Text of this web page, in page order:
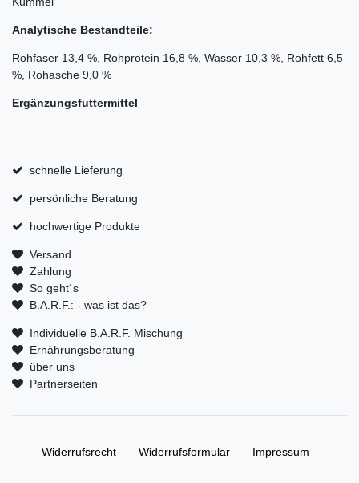
Analytische Bestandteile:
Rohfaser 13,4 %, Rohprotein 16,8 %, Wasser 10,3 %, Rohfett 6,5
%, Rohasche 9,0 %
Ergänzungsfuttermittel
schnelle Lieferung
persönliche Beratung
hochwertige Produkte
Versand
Zahlung
So geht´s
B.A.R.F.: - was ist das?
Individuelle B.A.R.F. Mischung
Ernährungsberatung
über uns
Partnerseiten
Widerrufs­recht Widerrufs­formular Impressum